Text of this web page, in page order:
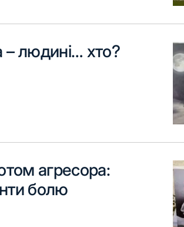
у
Георгій
людині… хто?
агресора:
болю